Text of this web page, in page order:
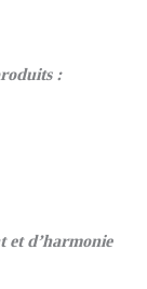
:
et d’harmonie